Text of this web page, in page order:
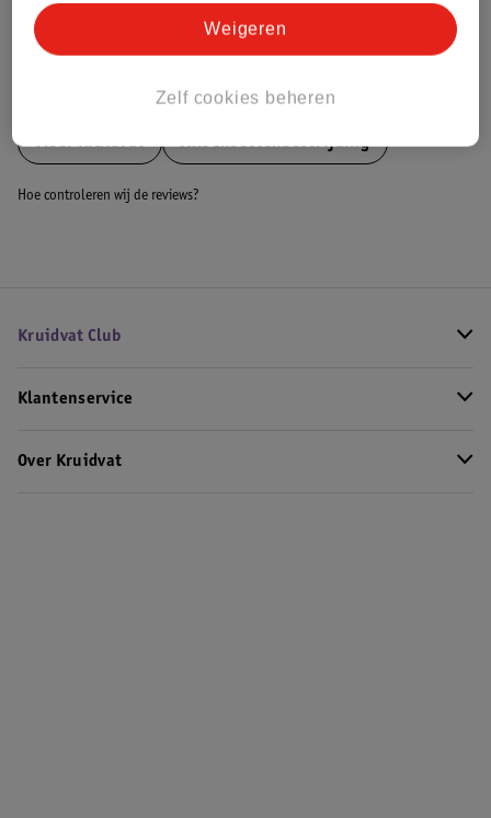
Bestel & Bezorginformatie
MeerKruidvat Alle Insectenbestrijding
Hoe controleren wij de reviews?
Kruidvat Club
Klantenservice
Over Kruidvat
Zelf cookies beheren
Weigeren